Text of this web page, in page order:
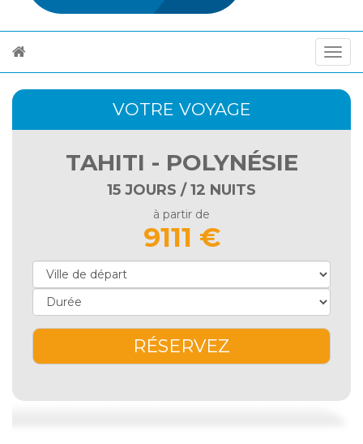
VOTRE VOYAGE
TAHITI - POLYNÉSIE
15 JOURS / 12 NUITS
à partir de
9111 €
RÉSERVEZ